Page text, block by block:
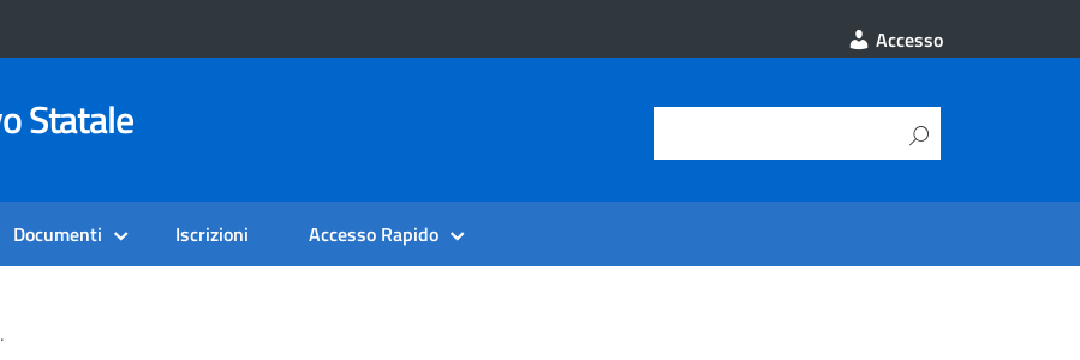
Accesso
Statale
Documenti Iscrizioni Accesso Rapido